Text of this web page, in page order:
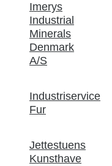
Imerys
Industrial
Minerals
Denmark
A/S
Industriservice
Fur
Jettestuens
Kunsthave